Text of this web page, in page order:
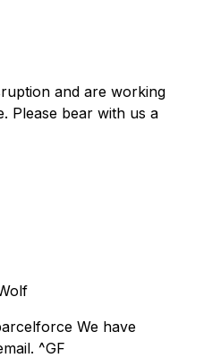
and are working
Please bear with us a
We have
^GF